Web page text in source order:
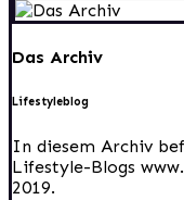
Das Archiv
Lifestyleblog
In diesem Archiv
Lifestyle-Blogs
2019.